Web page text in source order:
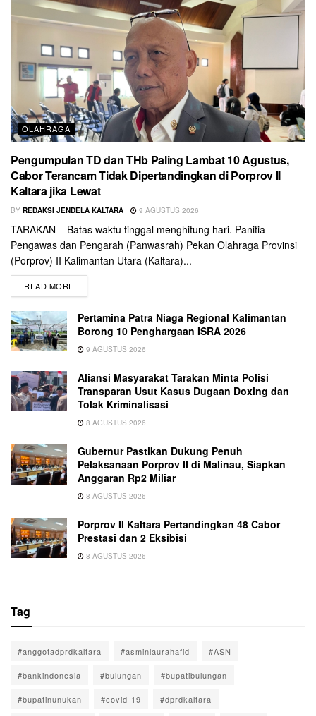
OLAHRAGA
Pengumpulan TD dan THb Paling Lambat 10 Agustus,
Cabor Terancam Tidak Dipertandingkan di Porprov II
Kaltara jika Lewat
BY REDAKSI JENDELA KALTARA 9 AGUSTUS 2026
TARAKAN – Batas waktu tinggal menghitung hari. Panitia
Pengawas dan Pengarah (Panwasrah) Pekan Olahraga Provinsi
(Porprov) II Kalimantan Utara (Kaltara)...
READ MORE
Pertamina Patra Niaga Regional Kalimantan
Borong 10 Penghargaan ISRA 2026
9 AGUSTUS 2026
Aliansi Masyarakat Tarakan Minta Polisi
Transparan Usut Kasus Dugaan Doxing dan
Tolak Kriminalisasi
8 AGUSTUS 2026
Gubernur Pastikan Dukung Penuh
Pelaksanaan Porprov II di Malinau, Siapkan
Anggaran Rp2 Miliar
8 AGUSTUS 2026
Porprov II Kaltara Pertandingkan 48 Cabor
Prestasi dan 2 Eksibisi
8 AGUSTUS 2026
Tag
#anggotadprdkaltara #asminlaurahafid #ASN
#bankindonesia #bulungan #bupatibulungan
#bupatinunukan #covid-19 #dprdkaltara